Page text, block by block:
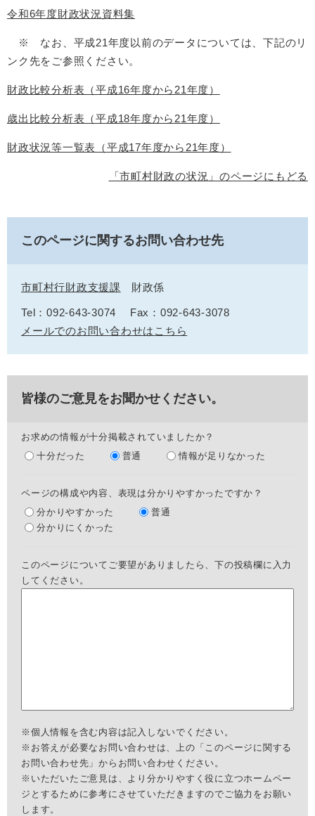
令和6年度財政状況資料集
※ なお、平成21年度以前のデータについては、下記のリ
ンク先をご参照ください。
財政比較分析表（平成16年度から21年度）
歳出比較分析表（平成18年度から21年度）
財政状況等一覧表（平成17年度から21年度）
「市町村財政の状況」のページにもどる
このページに関するお問い合わせ先
市町村行財政支援課 財政係
Tel：092-643-3074
Fax：092-643-3078
メールでのお問い合わせはこちら
皆様のご意見をお聞かせください。
お求めの情報が十分掲載されていましたか？
十分だった
普通 情報が足りなかった
ページの構成や内容、表現は分かりやすかったですか？
分かりやすかった
普通
分かりにくかった
このページについてご要望がありましたら、下の投稿欄に入力
してください。
※個人情報を含む内容は記入しないでください。
※お答えが必要なお問い合わせは、上の「このページに関する
お問い合わせ先」からお問い合わせください。
※いただいたご意見は、より分かりやすく役に立つホームペー
ジとするために参考にさせていただきますのでご協力をお願い
します。